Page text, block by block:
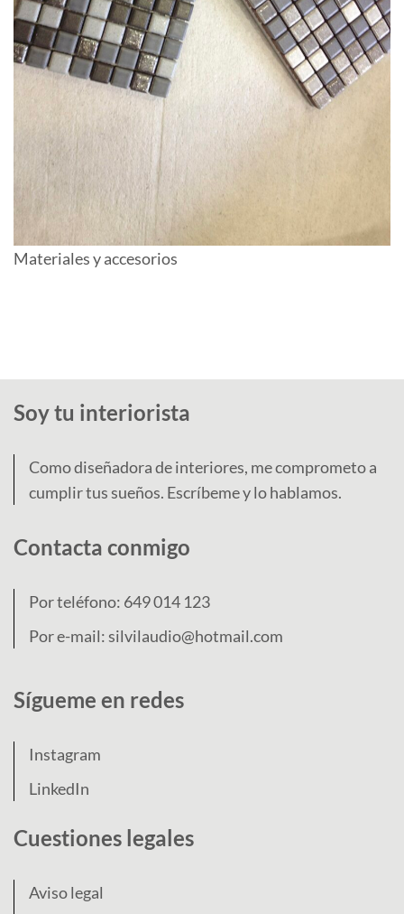
Materiales y accesorios
Soy tu interiorista
Como diseñadora de interiores, me comprometo a
cumplir tus sueños. Escríbeme y lo hablamos.
Contacta conmigo
Por teléfono: 649 014 123
Por e-mail:silvilaudio@hotmail.com
Sígueme en redes
Instagram
LinkedIn
Cuestiones legales
Aviso legal